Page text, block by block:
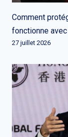
Comment
fonctionne
27 juillet 2026